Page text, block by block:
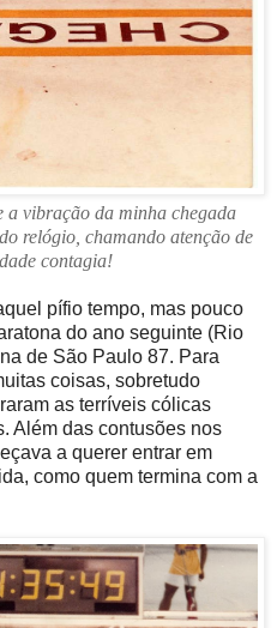
a vibração da minha chegada
relógio, chamando atenção de
contagia!
pífio tempo, mas pouco
do ano seguinte (Rio
de São Paulo 87. Para
coisas, sobretudo
as terríveis cólicas
Além das contusões nos
a querer entrar em
como quem termina com a